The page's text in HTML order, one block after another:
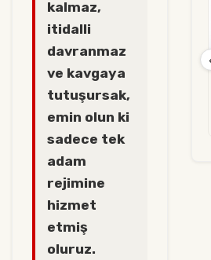
kalmaz,
itidalli
davranmaz
ve kavgaya
tutuşursak,
emin olun ki
sadece tek
adam
rejimine
hizmet
etmiş
oluruz.